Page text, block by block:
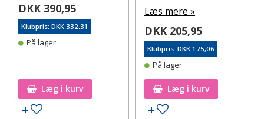
DKK 390,95
Klubpris: DKK 332,31
På lager
Læg i kurv
Tilføj til ønskeseddel
Læs mere »
DKK 205,95
Klubpris: DKK 175,06
På lager
Læg i kurv
Tilføj til ønskeseddel